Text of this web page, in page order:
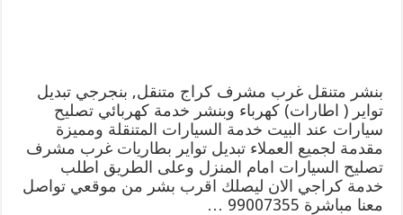
مغلقة
بنشر متنقل غرب مشرف كراج متنقل, بنجرجي تبديل
تواير ( اطارات) كهرباء وبنشر خدمة كهربائي تصليح
سيارات عند البيت خدمة السيارات المتنقلة ومميزة
مقدمة لجميع العملاء تبديل تواير بطاريات غرب مشرف
تصليح السيارات امام المنزل وعلى الطريق اطلب
خدمة كراجي الان ليصلك اقرب بشر من موقعي تواصل
معنا مباشرة 99007355 …